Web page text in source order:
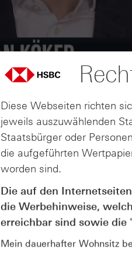
Diese Webseiten richten
jeweils auszuwählenden
Staatsbürger oder
die aufgeführten
worden sind.
Die auf den
die Werbehinweise,
erreichbar sind sowie die
Mein dauerhafter Wohnsitz